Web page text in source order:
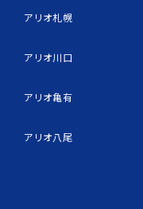
アリオ札幌
アリオ川口
アリオ亀有
アリオ八尾